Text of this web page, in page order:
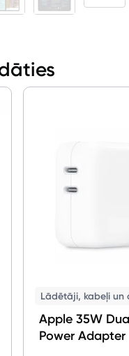
Lādētāji, kabeļi un
Apple 35W
Power Adapter